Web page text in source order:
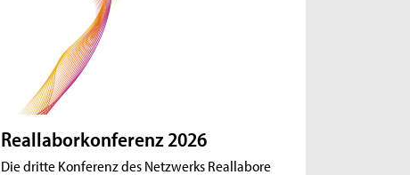
Reallaborkonferenz 2026
Die dritte Konferenz des Netzwerks Reallabore